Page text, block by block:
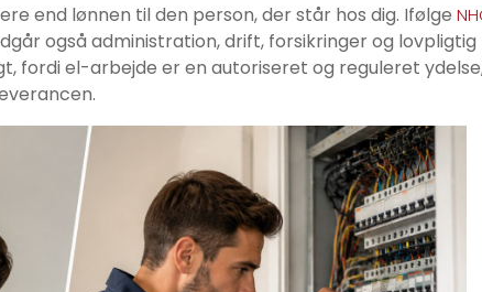
end lønnen til den person, der står hos dig. Ifølge
også administration, drift, forsikringer og lovpligtig
fordi el-arbejde er en autoriseret og reguleret